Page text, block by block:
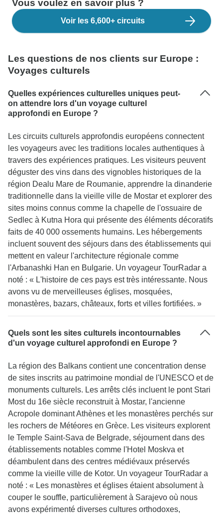
Vous voulez en savoir plus ?
Voir les 6,600+ circuits
Les questions de nos clients sur Europe :
Voyages culturels
Quelles expériences culturelles uniques peut-
on attendre lors d'un voyage culturel
approfondi en Europe ?
Les circuits culturels approfondis européens connectent
les voyageurs avec les traditions locales authentiques à
travers des expériences pratiques. Les visiteurs peuvent
déguster des vins dans des vignobles historiques de la
région Dealu Mare de Roumanie, apprendre la dinanderie
traditionnelle dans la vieille ville de Mostar et explorer des
sites moins connus comme la chapelle de l'ossuaire de
Sedlec à Kutna Hora qui présente des éléments décoratifs
faits de 40 000 ossements humains. Les hébergements
incluent souvent des séjours dans des établissements qui
mettent en valeur l'architecture régionale comme
l'Arbanashki Han en Bulgarie. Un voyageur TourRadar a
noté : « L'histoire de ces pays est très intéressante. Nous
avons vu de merveilleuses églises, mosquées,
monastères, bazars, châteaux, forts et villes fortifiées. »
Quels sont les sites culturels incontournables
d'un voyage culturel approfondi en Europe ?
La région des Balkans contient une concentration dense
de sites inscrits au patrimoine mondial de l'UNESCO et de
monuments culturels. Les arrêts clés incluent le pont Stari
Most du 16e siècle reconstruit à Mostar, l'ancienne
Acropole dominant Athènes et les monastères perchés sur
les rochers de Météores en Grèce. Les visiteurs explorent
le Temple Saint-Sava de Belgrade, séjournent dans des
établissements notables comme l'Hotel Moskva et
déambulent dans des centres médiévaux préservés
comme la vieille ville de Kotor. Un voyageur TourRadar a
noté : « Les monastères et églises étaient absolument à
couper le souffle, particulièrement à Sarajevo où nous
avons expérimenté diverses cultures orthodoxes,